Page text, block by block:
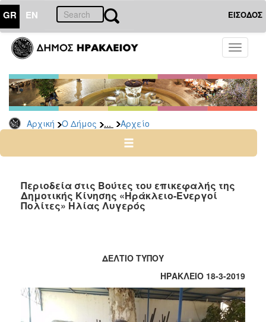
GR EN ΕΙΣΟΔΟΣ
Toggle
Αρχική Ο Δήμος ... Αρχείο
ΔΗΜΟΣ
Δημοτικές
Παρατάξεις
Αρχείο
ΠΟΛΙΤΙΣΜΟΣ
Περιοδεία στις Βούτες του επικεφαλής της
Δημοτικής Κίνησης «Ηράκλειο-Ενεργοί
Πολίτες» Ηλίας Λυγερός
ΔΕΛΤΙΟ ΤΥΠΟΥ
ΗΡΑΚΛΕΙΟ 18-3-2019